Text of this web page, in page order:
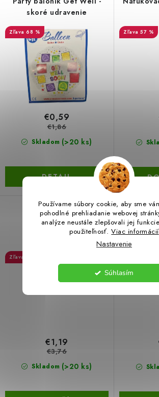
Používame súbory cookie, aby sme
pohodlné prehliadanie webovej
analýze neustále zlepšovali jej
použiteľnosť.Viac informácií
Nastavenie
Súhlasím
LacnoBlog
Kontakty,
Dopravné a Platby
Vratky a Reklamácie
Obchodné podmienky
Reklamačný poriadok
skoré udravenie
68 %
Skladom (>20 ks)
€0,59
€1,86
DETAIL
57 %
Balónik písmeno B
Skladom (>20 ks)
€1,19
€3,76